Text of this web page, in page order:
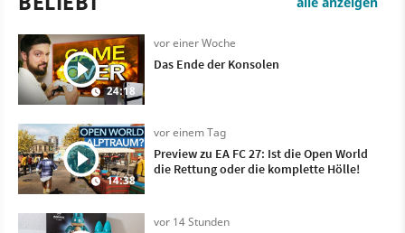
24:18
vor einer Woche
Das Ende der Konsolen
14:38
vor einem Tag
Preview zu EA FC 27: Ist die Open World
die Rettung oder die komplette Hölle!
vor 14 Stunden